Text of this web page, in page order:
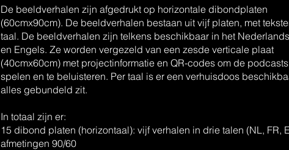
De beeldverhalen zijn afgedrukt op horizontale dibondplaten
(60cmx90cm). De beeldverhalen bestaan uit vijf platen, met
taal. De beeldverhalen zijn telkens beschikbaar in het
en Engels. Ze worden vergezeld van een zesde verticale plaat
(40cmx60cm) met projectinformatie en QR-codes om de
spelen en te beluisteren. Per taal is er een verhuisdoos
alles gebundeld zit.
In totaal zijn er:
15 dibond platen (horizontaal): vijf verhalen in drie talen (NL, FR,
afmetingen 90/60